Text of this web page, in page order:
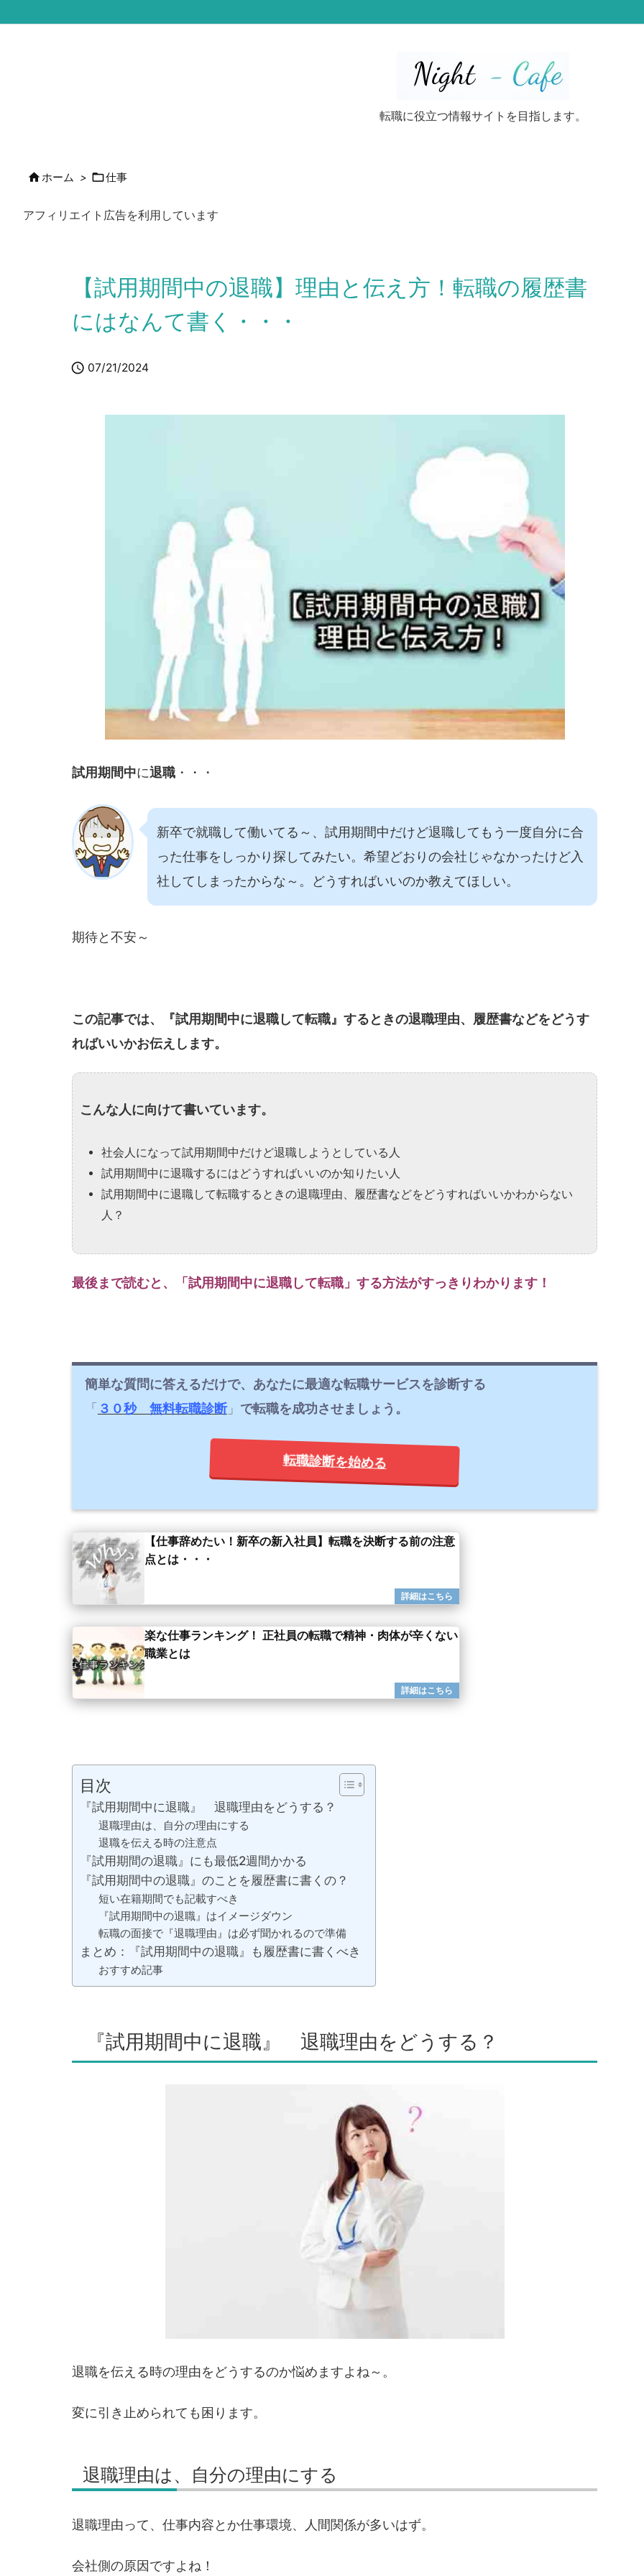
転職に役立つ情報サイトを目指します。
ホーム > 仕事
アフィリエイト広告を利用しています
【試用期間中の退職】理由と伝え方！転職の履歴書
にはなんて書く・・・
 07/21/2024
試用期間中に退職 ・・・
新卒で就職して働いてる～、試用期間中だけど退職してもう一度自分に合
った仕事をしっかり探してみたい。希望どおりの会社じゃなかったけど入
社してしまったからな～。どうすればいいのか教えてほしい。
期待と不安～
この記事では、『試用期間中に退職して転職』するときの退職理由、履歴書などをどうす
ればいいかお伝えします。
こんな人に向けて書いています。
社会人になって試用期間中だけど退職しようとしている人
試用期間中に退職するにはどうすればいいのか知りたい人
試用期間中に退職して転職するときの退職理由、履歴書などをどうすればいいかわからない
人？
最後まで読むと、「試用期間中に退職して転職」する方法がすっきりわかります！
簡単な質問に答えるだけで、あなたに最適な転職サービスを診断する
「 ３０秒 無料転職診断」 で転職を成功させましょう。
転職診断を始める
【仕事辞めたい！新卒の新入社員】転職を決断する前の注意
点とは・・・
楽な仕事ランキング！ 正社員の転職で精神・肉体が辛くない
職業とは
目次
『試用期間中に退職』 退職理由をどうする？
退職理由は、自分の理由にする
退職を伝える時の注意点
『試用期間の退職』にも最低2週間かかる
『試用期間中の退職』のことを履歴書に書くの？
短い在籍期間でも記載すべき
『試用期間中の退職』はイメージダウン
転職の面接で『退職理由』は必ず聞かれるので準備
まとめ：『試用期間中の退職』も履歴書に書くべき
おすすめ記事
『試用期間中に退職』 退職理由をどうする？
退職を伝える時の理由をどうするのか悩めますよね～。
変に引き止められても困ります。
退職理由は、自分の理由にする
退職理由って、仕事内容とか仕事環境、人間関係が多いはず。
会社側の原因ですよね！